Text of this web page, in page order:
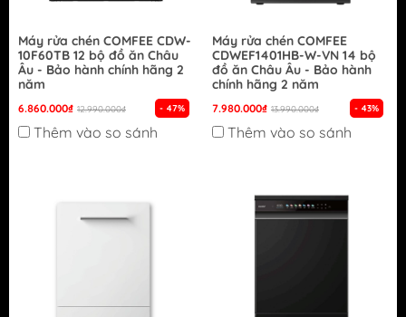
Máy rửa chén COMFEE CDW-
10F60TB 12 bộ đồ ăn Châu
Âu - Bảo hành chính hãng 2
năm
6.860.000₫ 12.990.000₫ - 47%
Thêm vào so sánh
Máy rửa chén COMFEE
CDWEF1401HB-W-VN 14 bộ
đồ ăn Châu Âu - Bảo hành
chính hãng 2 năm
7.980.000₫ 13.990.000₫ - 43%
Thêm vào so sánh